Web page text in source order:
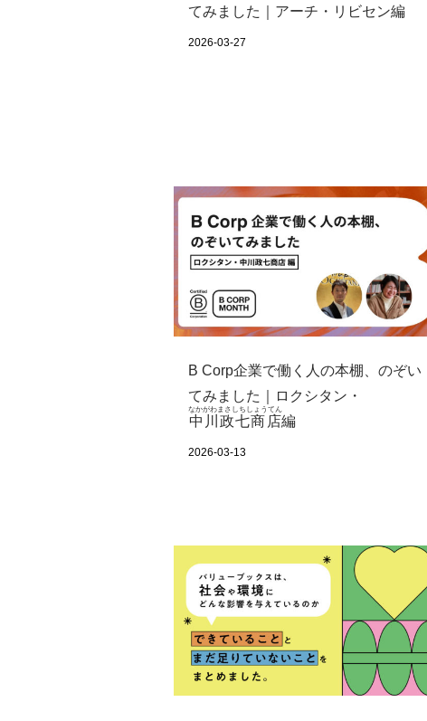
てみました｜アーチ・リビセン編
2026-03-27
B Corp企業で働く人の本棚、のぞい
てみました｜ロクシタン・
中川政七商店
なかがわまさしちしょうてん
編
2026-03-13